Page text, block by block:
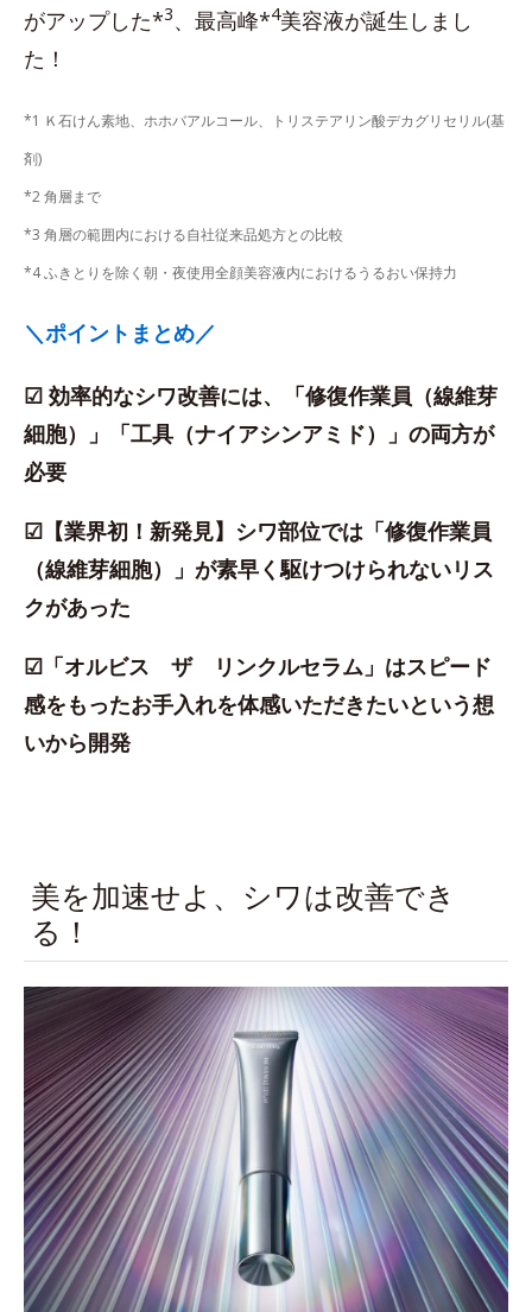
がアップした*3、最高峰*4美容液が誕生しまし
た！
*1 Ｋ石けん素地、ホホバアルコール、トリステアリン酸デカグリセリル(基
剤)
*2 角層まで
*3 角層の範囲内における自社従来品処方との比較
*4 ふきとりを除く朝・夜使用全顔美容液内におけるうるおい保持力
＼ポイントまとめ／
☑ 効率的なシワ改善には、「修復作業員（線維芽
細胞）」「工具（ナイアシンアミド）」の両方が
必要
☑【業界初！新発見】シワ部位では「修復作業員
（線維芽細胞）」が素早く駆けつけられないリス
クがあった
☑「オルビス ザ リンクルセラム」はスピード
感をもったお手入れを体感いただきたいという想
いから開発
美を加速せよ、シワは改善でき
る！